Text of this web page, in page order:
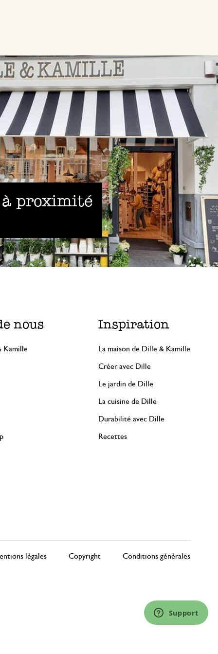
proximité
nous
Kamille
Inspiration
La maison de Dille & Kamille
Créer avec Dille
Le jardin de Dille
La cuisine de Dille
Durabilité avec Dille
Recettes
légales Copyright Conditions générales
Support